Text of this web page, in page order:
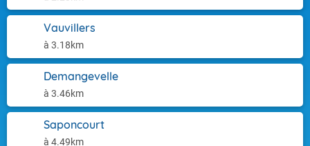
Vauvillers
à 3.18km
Demangevelle
à 3.46km
Saponcourt
à 4.49km